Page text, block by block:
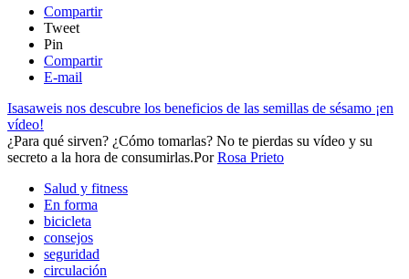
Compartir
Tweet
Pin
Compartir
E-mail
Isasaweis nos descubre los beneficios de las semillas de sésamo ¡en
vídeo!
¿Para qué sirven? ¿Cómo tomarlas? No te pierdas su vídeo y su
secreto a la hora de consumirlas.​PorRosa Prieto
Salud y fitness
En forma
bicicleta
consejos
seguridad
circulación